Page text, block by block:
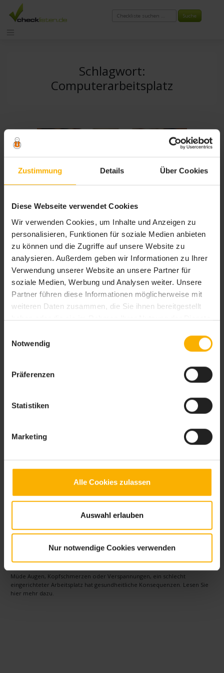
Zustimmung Details Über Cookies
Diese Webseite verwendet Cookies
Wir verwenden Cookies, um Inhalte und Anzeigen zu
personalisieren, Funktionen für soziale Medien anbieten
zu können und die Zugriffe auf unsere Website zu
analysieren. Außerdem geben wir Informationen zu Ihrer
Verwendung unserer Website an unsere Partner für
soziale Medien, Werbung und Analysen weiter. Unsere
Partner führen diese Informationen möglicherweise mit
weiteren Daten zusammen, die Sie ihnen bereitgestellt
haben oder die sie im Rahmen Ihrer Nutzung der Dienste
Cookies, wenn Sie unsere Webseite weiterhin nutzen.
Notwendig
Präferenzen
Statistiken
Marketing
Alle Cookies zulassen
Auswahl erlauben
Nur notwendige Cookies verwenden
Zum
Schlagwort:
Computerarbeitsplatz
Checkliste für Online-Weiterbildungen – Vorbereitung
ist das A und O
Weiterbildungen sind ein wichtiges Gut für Unternehmen und Angestellte.
Es wird immer wichtiger, sein Wissen erneut aufzufrischen oder die
ermöglichen. Wer keine Unterstützung durch den Arbeitgeber bekommt,
Computerarbeitsplätze ergonomisch und
gesundheitsgerecht einrichten
Müde Augen, Kopfschmerzen oder Verspannungen, ein schlecht
eingerichteter Arbeitsplatz hat gesundheitliche Konsequenzen. Lesen Sie
hier mehr dazu.